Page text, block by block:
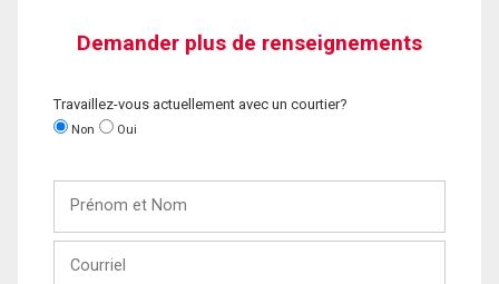
Demander plus de renseignements
Travaillez-vous actuellement avec un courtier?
Non Oui
Nom